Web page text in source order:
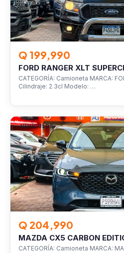
Q 199,990
FORD RANGER XLT
CATEGORÍA: Camioneta MARCA:
Cilindraje: 2.3cl Modelo: …
VEHÍCULOS
Q 204,990
MAZDA CX5 CARBON
CATEGORÍA: Camioneta MARCA: